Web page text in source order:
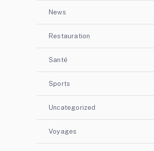
News
Restauration
Santé
Sports
Uncategorized
Voyages